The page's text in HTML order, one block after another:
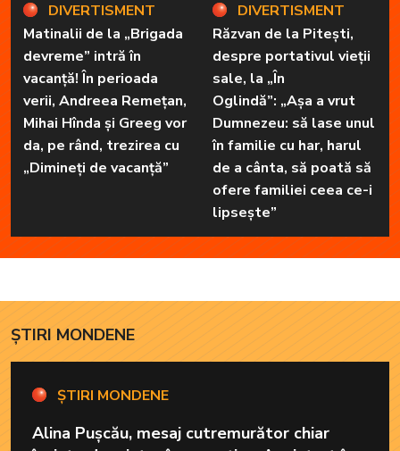
DIVERTISMENT
Matinalii de la „Brigada
devreme” intră în
vacanță! În perioada
verii, Andreea Remețan,
Mihai Hînda și Greeg vor
da, pe rând, trezirea cu
„Dimineți de vacanță”
DIVERTISMENT
Răzvan de la Pitești,
despre portativul vieții
sale, la „În
Oglindă”: „Așa a vrut
Dumnezeu: să lase unul
în familie cu har, harul
de a cânta, să poată să
ofere familiei ceea ce-i
lipsește”
ȘTIRI MONDENE
ȘTIRI MONDENE
Alina Pușcău, mesaj cutremurător chiar